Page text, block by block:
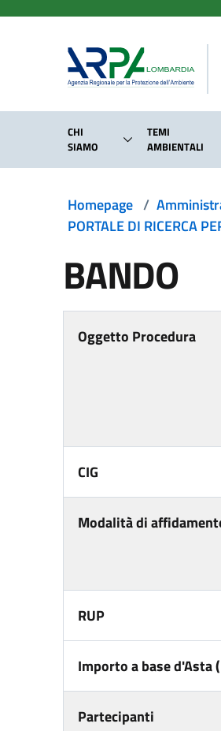
CHI
SIAMO
TEMI
AMBIENTALI
Homepage /
PORTALE DI RICERCA
BANDO
Oggetto Procedura
CIG
Modalità di
RUP
Importo a base d'Asta
Partecipanti